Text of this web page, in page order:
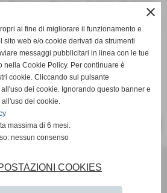
Toticone, Sinagra, Autiero, Barbato,
De Simone, D´Isanto, Maddaluno,
18 - Pozzuoli (Napoli)
C.F 96012290639
close
al fine di migliorare il funzionamento e
sito web e/o cookie derivati da strumenti
messaggi pubblicitari in linea con le tue
nella Cookie Policy. Per continuare è
cookie. Cliccando sul pulsante
dei cookie. Ignorando questo banner e
dei cookie.
massima di 6 mesi.
nessun consenso
COOKIES